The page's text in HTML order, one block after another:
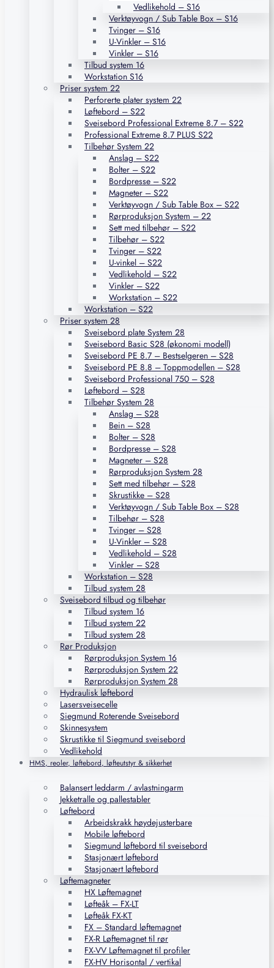
Vedlikehold – S16
Verktøyvogn / Sub Table Box – S16
Tvinger – S16
U-Vinkler – S16
Vinkler – S16
Tilbud system 16
Workstation S16
Priser system 22
Perforerte plater system 22
Løftebord – S22
Sveisebord Professional Extreme 8.7 – S22
Professional Extreme 8.7 PLUS S22
Tilbehør System 22
Anslag – S22
Bolter – S22
Bordpresse – S22
Magneter – S22
Verktøyvogn / Sub Table Box – S22
Rørproduksjon System – 22
Sett med tilbehør – S22
Tilbehør – S22
Tvinger – S22
U-vinkel – S22
Vedlikehold – S22
Vinkler – S22
Workstation – S22
Workstation – S22
Priser system 28
Sveisebord plate System 28
Sveisebord Basic S28 (økonomi modell)
Sveisebord PE 8.7 – Bestselgeren – S28
Sveisebord PE 8.8 – Toppmodellen – S28
Sveisebord Professional 750 – S28
Løftebord – S28
Tilbehør System 28
Anslag – S28
Bein – S28
Bolter – S28
Bordpresse – S28
Magneter – S28
Rørproduksjon System 28
Sett med tilbehør – S28
Skrustikke – S28
Verktøyvogn / Sub Table Box – S28
Tilbehør – S28
Tvinger – S28
U-Vinkler – S28
Vedlikehold – S28
Vinkler – S28
Workstation – S28
Tilbud system 28
Sveisebord tilbud og tilbehør
Tilbud system 16
Tilbud system 22
Tilbud system 28
Rør Produksjon
Rørproduksjon System 16
Rørproduksjon System 22
Rørproduksjon System 28
Hydraulisk løftebord
Lasersveisecelle
Siegmund Roterende Sveisebord
Skinnesystem
Skrustikke til Siegmund sveisebord
Vedlikehold
HMS, reoler, løftebord, løfteutstyr & sikkerhet
Balansert leddarm / avlastningarm
Jekketralle og pallestabler
Løftebord
Arbeidskrakk høydejusterbare
Mobile løftebord
Siegmund løftebord til sveisebord
Stasjonært løftebord
Stasjonært løftebord
Løftemagneter
HX Løftemagnet
Løfteåk – FX-LT
Løfteåk FX-KT
FX – Standard løftemagnet
FX-R Løftemagnet til rør
FX-VV Løftemagnet til profiler
FX-HV Horisontal / vertikal